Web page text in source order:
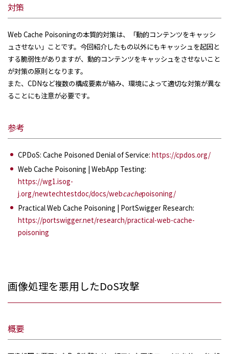
対策
Web Cache Poisoningの本質的対策は、「動的コンテンツをキャッシ
ュさせない」ことです。今回紹介したもの以外にもキャッシュを起因と
する脆弱性がありますが、動的コンテンツをキャッシュをさせないこと
が対策の原則となります。
また、CDNなど複数の構成要素が絡み、環境によって適切な対策が異な
ることにも注意が必要です。
参考
CPDoS: Cache Poisoned Denial of Service: https://cpdos.org/
Web Cache Poisoning | WebApp Testing:
https://wg1.isog-
j.org/newtechtestdoc/docs/webcachepoisoning/
Practical Web Cache Poisoning | PortSwigger Research:
https://portswigger.net/research/practical-web-cache-
poisoning
画像処理を悪用したDoS攻撃
概要